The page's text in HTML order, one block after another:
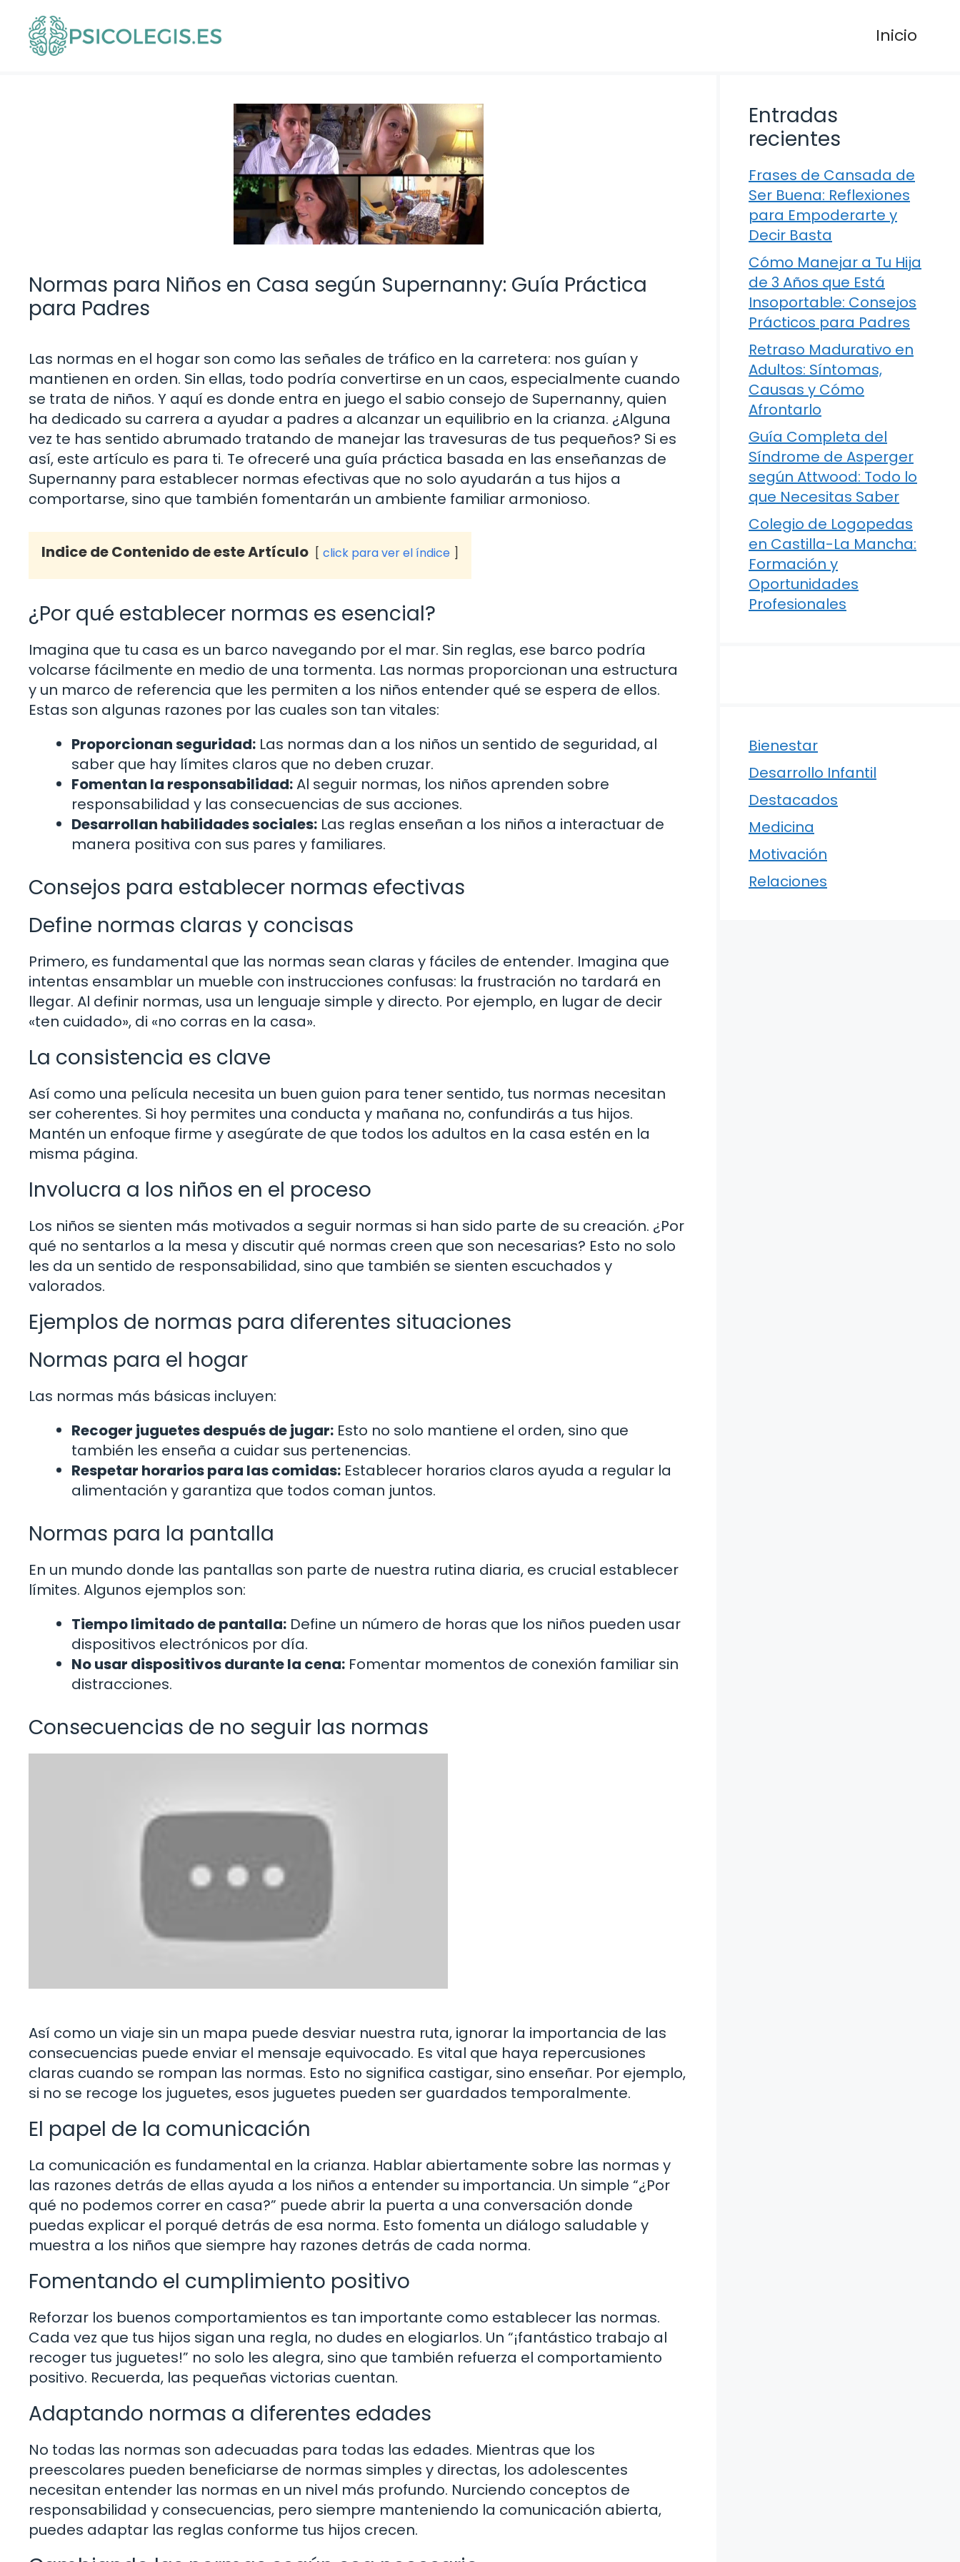
contenido
Inicio
Normas para Niños en Casa según Supernanny: Guía Práctica
para Padres
Las normas en el hogar son como las señales de tráfico en la carretera: nos guían y
mantienen en orden. Sin ellas, todo podría convertirse en un caos, especialmente cuando
se trata de niños. Y aquí es donde entra en juego el sabio consejo de Supernanny, quien
ha dedicado su carrera a ayudar a padres a alcanzar un equilibrio en la crianza. ¿Alguna
vez te has sentido abrumado tratando de manejar las travesuras de tus pequeños? Si es
así, este artículo es para ti. Te ofreceré una guía práctica basada en las enseñanzas de
Supernanny para establecer normas efectivas que no solo ayudarán a tus hijos a
comportarse, sino que también fomentarán un ambiente familiar armonioso.
Indice de Contenido de este Artículo click para ver el índice
¿Por qué establecer normas es esencial?
Imagina que tu casa es un barco navegando por el mar. Sin reglas, ese barco podría
volcarse fácilmente en medio de una tormenta. Las normas proporcionan una estructura
y un marco de referencia que les permiten a los niños entender qué se espera de ellos.
Estas son algunas razones por las cuales son tan vitales:
Proporcionan seguridad: Las normas dan a los niños un sentido de seguridad, al
saber que hay límites claros que no deben cruzar.
Fomentan la responsabilidad:Al seguir normas, los niños aprenden sobre
responsabilidad y las consecuencias de sus acciones.
Desarrollan habilidades sociales: Las reglas enseñan a los niños a interactuar de
manera positiva con sus pares y familiares.
Consejos para establecer normas efectivas
Define normas claras y concisas
Primero, es fundamental que las normas sean claras y fáciles de entender. Imagina que
intentas ensamblar un mueble con instrucciones confusas: la frustración no tardará en
llegar. Al definir normas, usa un lenguaje simple y directo. Por ejemplo, en lugar de decir
«ten cuidado», di «no corras en la casa».
La consistencia es clave
Así como una película necesita un buen guion para tener sentido, tus normas necesitan
ser coherentes. Si hoy permites una conducta y mañana no, confundirás a tus hijos.
Mantén un enfoque firme y asegúrate de que todos los adultos en la casa estén en la
misma página.
Involucra a los niños en el proceso
Los niños se sienten más motivados a seguir normas si han sido parte de su creación. ¿Por
qué no sentarlos a la mesa y discutir qué normas creen que son necesarias? Esto no solo
les da un sentido de responsabilidad, sino que también se sienten escuchados y
valorados.
Ejemplos de normas para diferentes situaciones
Normas para el hogar
Las normas más básicas incluyen:
Recoger juguetes después de jugar: Esto no solo mantiene el orden, sino que
también les enseña a cuidar sus pertenencias.
Respetar horarios para las comidas: Establecer horarios claros ayuda a regular la
alimentación y garantiza que todos coman juntos.
Normas para la pantalla
En un mundo donde las pantallas son parte de nuestra rutina diaria, es crucial establecer
límites. Algunos ejemplos son:
Tiempo limitado de pantalla: Define un número de horas que los niños pueden usar
dispositivos electrónicos por día.
No usar dispositivos durante la cena: Fomentar momentos de conexión familiar sin
distracciones.
Consecuencias de no seguir las normas
Así como un viaje sin un mapa puede desviar nuestra ruta, ignorar la importancia de las
consecuencias puede enviar el mensaje equivocado. Es vital que haya repercusiones
claras cuando se rompan las normas. Esto no significa castigar, sino enseñar. Por ejemplo,
si no se recoge los juguetes, esos juguetes pueden ser guardados temporalmente.
El papel de la comunicación
La comunicación es fundamental en la crianza. Hablar abiertamente sobre las normas y
las razones detrás de ellas ayuda a los niños a entender su importancia. Un simple “¿Por
qué no podemos correr en casa?” puede abrir la puerta a una conversación donde
puedas explicar el porqué detrás de esa norma. Esto fomenta un diálogo saludable y
muestra a los niños que siempre hay razones detrás de cada norma.
Fomentando el cumplimiento positivo
Reforzar los buenos comportamientos es tan importante como establecer las normas.
Cada vez que tus hijos sigan una regla, no dudes en elogiarlos. Un “¡fantástico trabajo al
recoger tus juguetes!” no solo les alegra, sino que también refuerza el comportamiento
positivo. Recuerda, las pequeñas victorias cuentan.
Adaptando normas a diferentes edades
No todas las normas son adecuadas para todas las edades. Mientras que los
preescolares pueden beneficiarse de normas simples y directas, los adolescentes
necesitan entender las normas en un nivel más profundo. Nurciendo conceptos de
responsabilidad y consecuencias, pero siempre manteniendo la comunicación abierta,
puedes adaptar las reglas conforme tus hijos crecen.
Entradas
recientes
Frases de Cansada de
Ser Buena: Reflexiones
para Empoderarte y
Decir Basta
Cómo Manejar a Tu Hija
de 3 Años que Está
Insoportable: Consejos
Prácticos para Padres
Retraso Madurativo en
Adultos: Síntomas,
Causas y Cómo
Afrontarlo
Guía Completa del
Síndrome de Asperger
según Attwood: Todo lo
que Necesitas Saber
Colegio de Logopedas
en Castilla-La Mancha:
Formación y
Oportunidades
Profesionales
Bienestar
Desarrollo Infantil
Destacados
Medicina
Motivación
Relaciones